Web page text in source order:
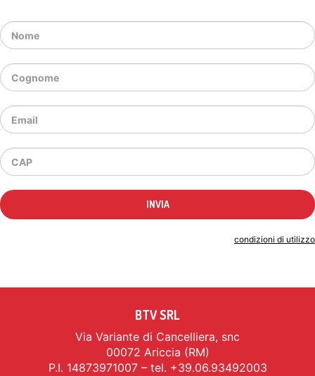
condizioni di utilizzo
BTV SRL
Via Variante di Cancelliera, snc
00072 Ariccia (RM)
P.I. 14873971007 – tel. +39.06.93492003